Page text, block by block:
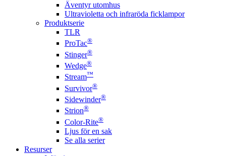
Äventyr utomhus
Ultravioletta och infraröda ficklampor
Produktserie
TLR
ProTac®
Stinger®
Wedge®
Stream™
Survivor®
Sidewinder®
Strion®
Color-Rite®
Ljus för en sak
Se alla serier
Resurser